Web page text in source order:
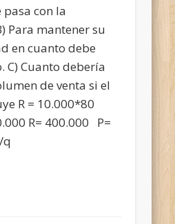
con la
Para mantener su
en cuanto debe
C) Cuanto debería
de venta si el
R = 10.000*80
R= 400.000 P=
q